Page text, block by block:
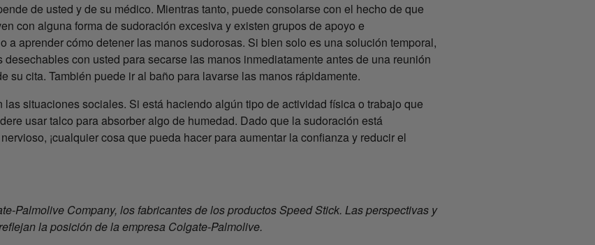
de usted y de su médico. Mientras tanto, puede consolarse con el hecho de que
con alguna forma de sudoración excesiva y existen grupos de apoyo e
a aprender cómo detener las manos sudorosas. Si bien solo es una solución temporal,
con usted para secarse las manos inmediatamente antes de una reunión
su cita. También puede ir al baño para lavarse las manos rápidamente.
situaciones sociales. Si está haciendo algún tipo de actividad física o trabajo que
usar talco para absorber algo de humedad. Dado que la sudoración está
¡cualquier cosa que pueda hacer para aumentar la confianza y reducir el
Palmolive Company, los fabricantes de los productos Speed Stick. Las perspectivas y
la posición de la empresa Colgate-Palmolive.